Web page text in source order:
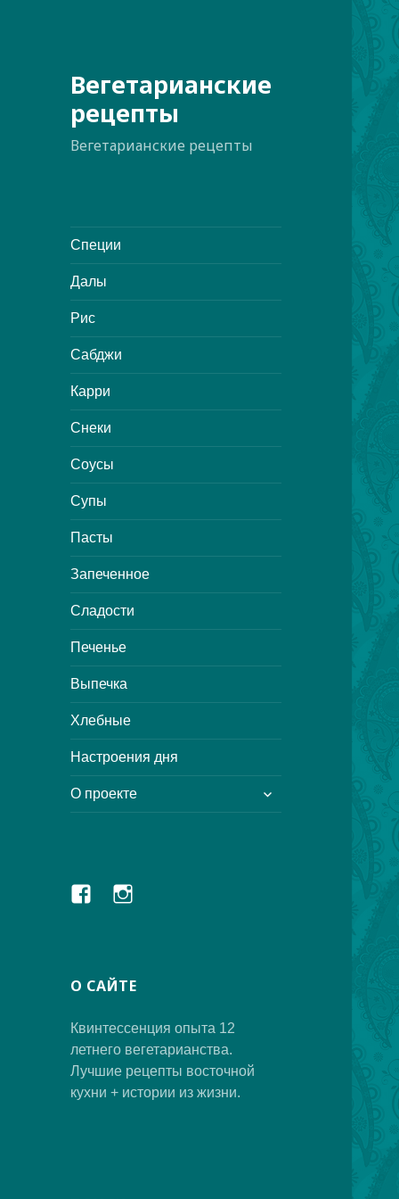
Вегетарианские
рецепты
Вегетарианские рецепты
Специи
Далы
Рис
Сабджи
Карри
Снеки
Соусы
Супы
Пасты
Запеченное
Сладости
Печенье
Выпечка
Хлебные
Настроения дня
О проекте
FacebookInstagram
О САЙТЕ
Квинтессенция опыта 12
летнего вегетарианства.
Лучшие рецепты восточной
кухни + истории из жизни.